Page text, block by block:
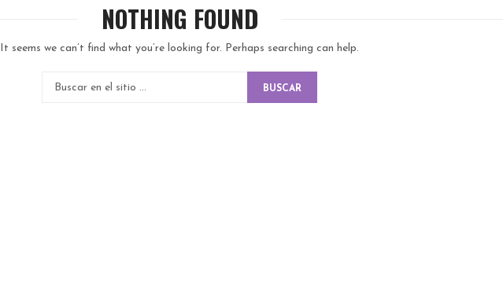
NOTHING FOUND
It seems we can’t find what you’re looking for. Perhaps searching can help.
BUSCAR